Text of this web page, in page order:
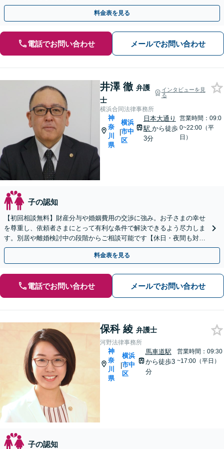
料金表を見る
電話でお問い合わせ メールでお問い合わせ
井澤 徹 弁護
士
インタビューを見
る
横浜合同法律事務所
神
奈
川
県
|
横浜
市中
区
日本大通り
駅 から徒歩
3分
営業時間：09:0
0~22:00（平
日）
子の認知
【初回相談無料】財産分与や婚姻費用の交渉に強み。お子さまの幸せ
を尊重し、依頼者さまにとって有利な条件で解決できるよう尽力しま
す。別居や離婚検討中の段階からご相談可能です【休日・夜間も対
応】【日本大通り駅3分】
料金表を見る
電話でお問い合わせ メールでお問い合わせ
保科 綾 弁護士
河野法律事務所
神
奈
川
県
|
横浜
市中
区
馬車道駅
から徒歩3
分
営業時間：09:30
~17:00（平日）
子の認知